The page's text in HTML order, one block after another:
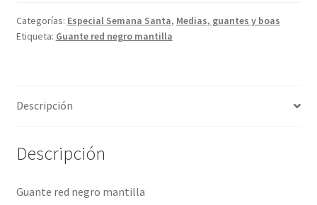
cantidad
Categorías: Especial Semana Santa, Medias, guantes y boas
Etiqueta: Guante red negro mantilla
Descripción
Descripción
Guante red negro mantilla